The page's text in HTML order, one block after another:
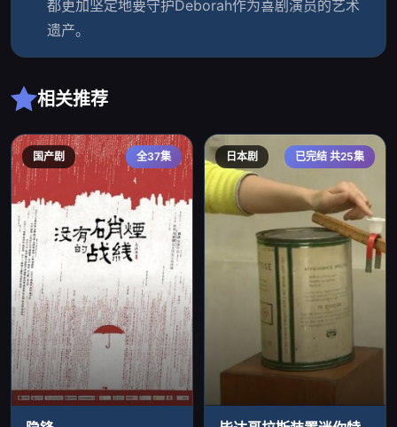
都更加坚定地要守护Deborah作为喜剧演员的艺术
遗产。
相关推荐
国产剧 全37集 日本剧 已完结 共25集